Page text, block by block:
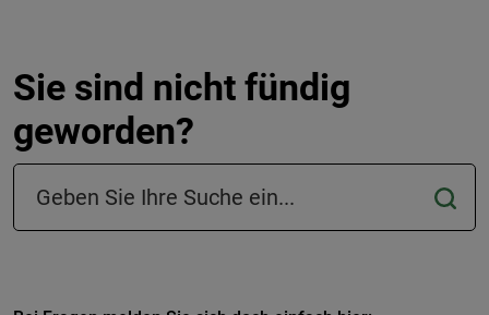
Sie sind nicht fündig
geworden?
Suchfeld in der Fußzeile